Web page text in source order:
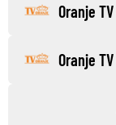
Oranje TV
Oranje TV